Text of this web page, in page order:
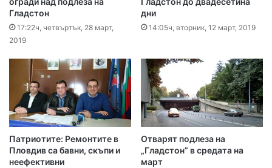
Гладстон
17:22ч, четвъртък, 28 март,
2019
дни
14:05ч, вторник, 12 март, 2019
Патриотите: Ремонтите в
Пловдив са бавни, скъпи и
неефективни
Отварят подлеза на
„Гладстон” в средата на
март